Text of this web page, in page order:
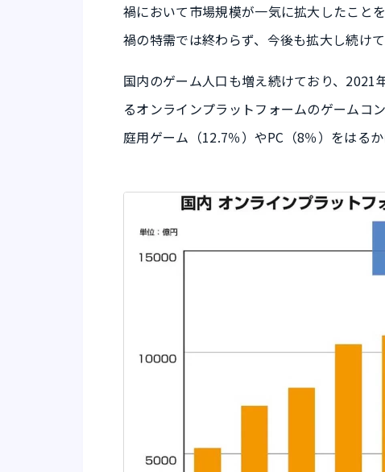
禍において市場規模が一気に拡大したこと
禍の特需では終わらず、今後も拡大し続け
国内のゲーム人口も増え続けており、
るオンラインプラットフォームのゲームコ
庭用ゲーム（12.7％）やPC（8％）をはる